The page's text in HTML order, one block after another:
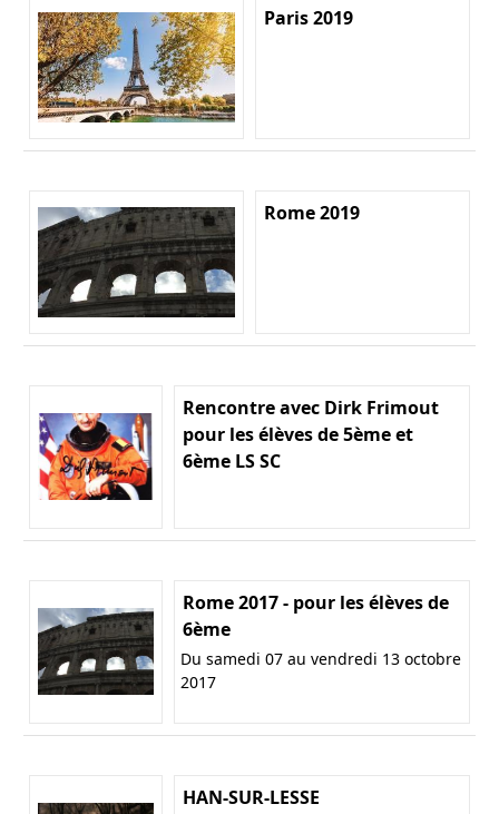
Paris 2019
Rome 2019
Rencontre avec Dirk Frimout
pour les élèves de 5ème et
6ème LS SC
Rome 2017 - pour les élèves de
6ème
Du samedi 07 au vendredi 13 octobre
2017
HAN-SUR-LESSE